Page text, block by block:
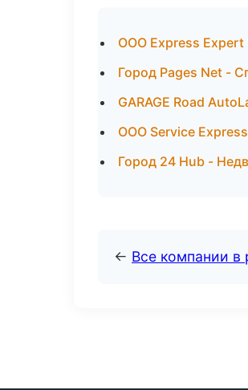
ООО Express Expert
Город Pages Net -
GARAGE Road
ООО Service
Город 24 Hub -
← Все компании в